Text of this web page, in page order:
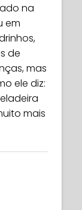
na
em
de
mas
ele diz:
mais